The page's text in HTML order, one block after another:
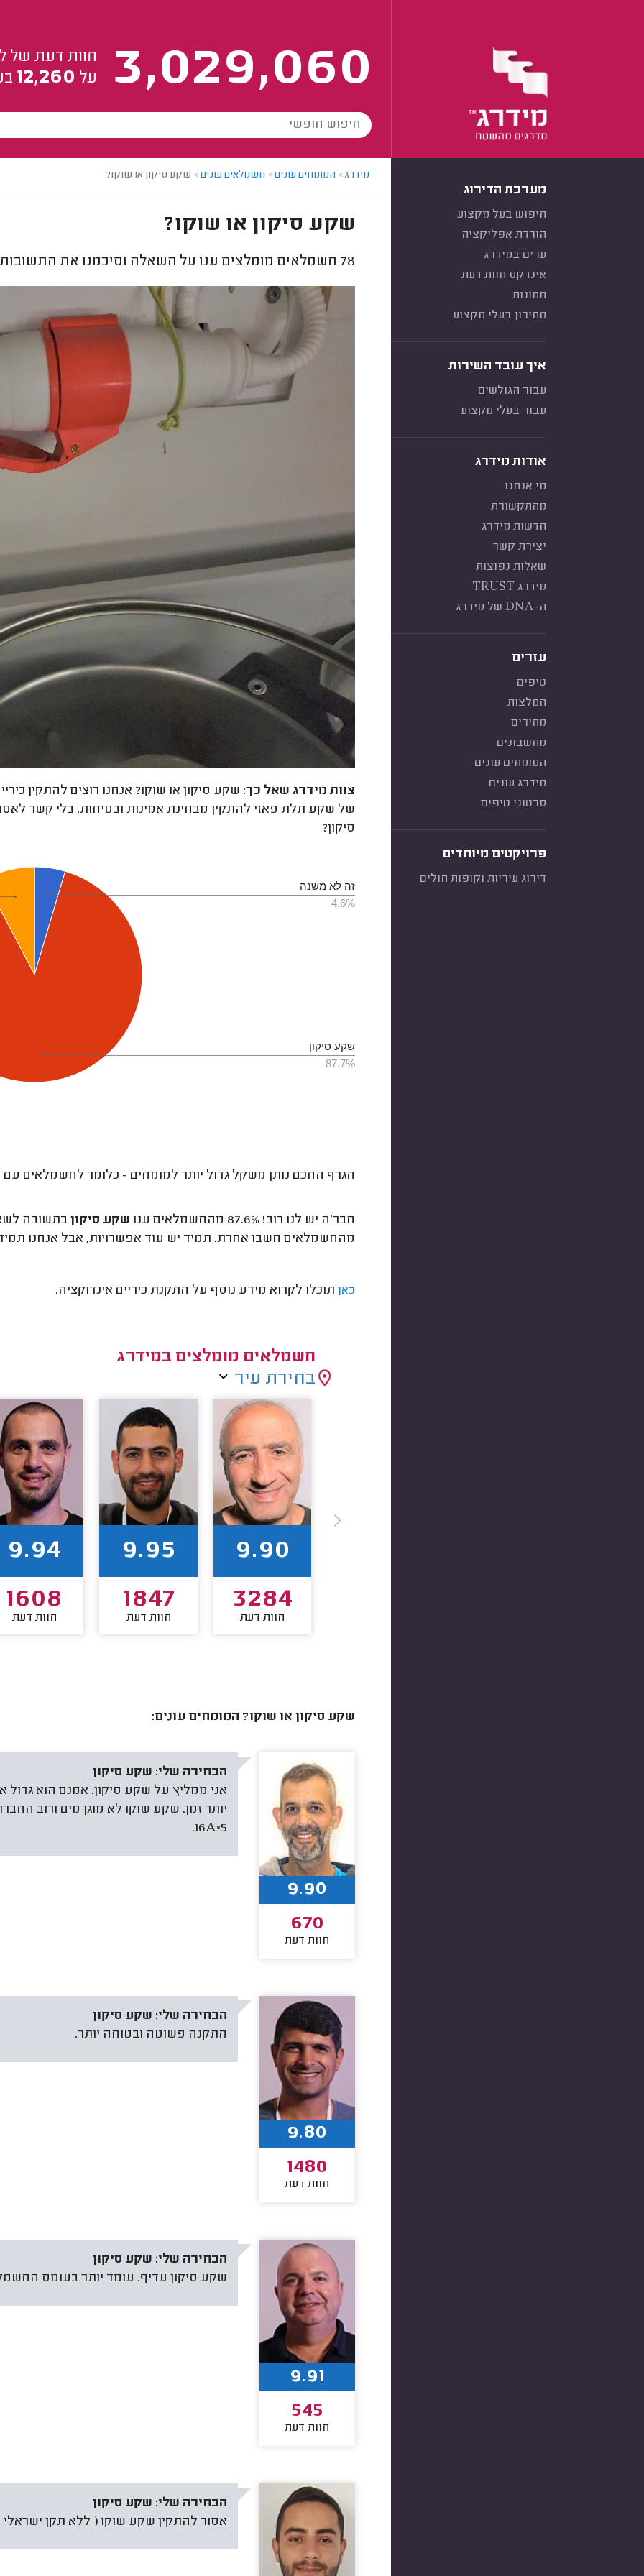
3,029,060
חוות דעת של
על 12,260
מערכת הדירוג
חיפוש בעל מקצוע
הורדת אפליקציה
ערים במידרג
אינדקס חוות דעת
תמונות
מחירון בעלי מקצוע
איך עובד השירות
עבור הגולשים
עבור בעלי מקצוע
אודות מידרג
מי אנחנו
מהתקשורת
חדשות מידרג
יצירת קשר
שאלות נפוצות
מידרג TRUST
ה-DNA של מידרג
עזרים
טיפים
המלצות
מחירים
מחשבונים
המומחים עונים
מידרג עונים
סרטוני טיפים
פרויקטים מיוחדים
דירוג עיריות וקופות חולים
מידרג> המומחים עונים> חשמלאים עונים> שקע סיקון או שוקו?
שקע סיקון או שוקו?
78 חשמלאים מומלצים ענו על השאלה וסיכמנו את
צוות מידרג שאל כך: שקע סיקון או שוקו? אנחנו רוצים להתקין
של שקע תלת פאזי להתקין מבחינת אמינות ובטיחות, בלי קשר
סיקון?
זה לא משנה
4.6%
שקע סיקון
87.7%
הגרף החכם נותן משקל גדול יותר למומחים - כלומר לחשמלאים עם
חבר'ה יש לנו רוב! 87.6% מהחשמלאים ענו שקע סיקון
מהחשמלאים חשבו אחרת. תמיד יש עוד אפשרויות, אבל אנחנו
כאן תוכלו לקרוא מידע נוסף על התקנת כיריים אינדוקציה.
חשמלאים מומלצים במידרג
בחירת עיר
9.90
3284
חוות דעת
9.95
1847
חוות דעת
9.94
1608
חוות דעת
שקע סיקון או שוקו? המומחים עונים:
הבחירה שלי: שקע סיקון
אני ממליץ על שקע סיקון. אמנם הוא גדול
יותר זמן. שקע שוקו לא מוגן מים ורוב
5×16A.
9.90
670
חוות דעת
הבחירה שלי: שקע סיקון
התקנה פשוטה ובטוחה יותר.
9.80
1480
חוות דעת
הבחירה שלי: שקע סיקון
שקע סיקון עדיף. עומד יותר בעומס
9.91
545
חוות דעת
הבחירה שלי: שקע סיקון
אסור להתקין שקע שוקו ( ללא תקן ישראלי